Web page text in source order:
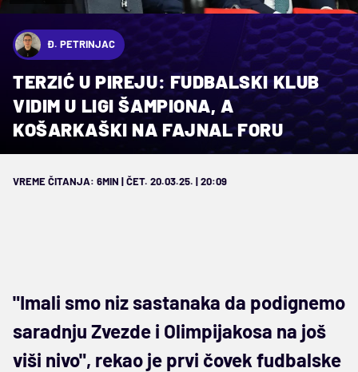
Đ. PETRINJAC
TERZIĆ U PIREJU: FUDBALSKI KLUB
VIDIM U LIGI ŠAMPIONA, A
KOŠARKAŠKI NA FAJNAL FORU
VREME ČITANJA: 6MIN | ČET. 20.03.25. | 20:09
"Imali smo niz sastanaka da podignemo
saradnju Zvezde i Olimpijakosa na još
viši nivo", rekao je prvi čovek fudbalske